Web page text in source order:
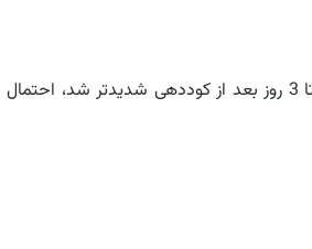
این علائم می‌توانند با کم‌آبی، نور زیاد، یا گرمای محیط اشتباه شوند. اگر علائم 1 تا 3 روز بعد از کوددهی